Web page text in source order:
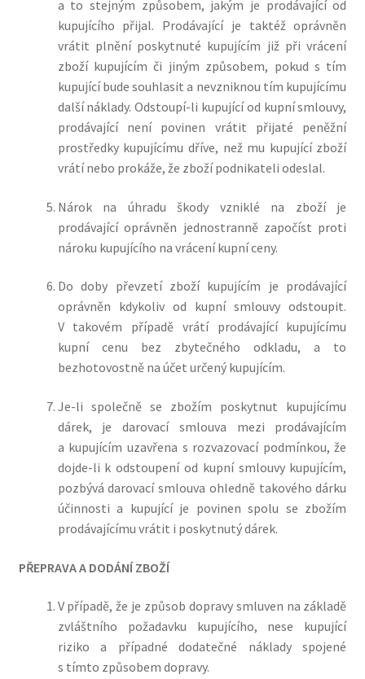
a to stejným způsobem, jakým je prodávající od
kupujícího přijal. Prodávající je taktéž oprávněn
vrátit plnění poskytnuté kupujícím již při vrácení
zboží kupujícím či jiným způsobem, pokud s tím
kupující bude souhlasit a nevzniknou tím kupujícímu
další náklady. Odstoupí-li kupující od kupní smlouvy,
prodávající není povinen vrátit přijaté peněžní
prostředky kupujícímu dříve, než mu kupující zboží
vrátí nebo prokáže, že zboží podnikateli odeslal.
Nárok na úhradu škody vzniklé na zboží je
prodávající oprávněn jednostranně započíst proti
nároku kupujícího na vrácení kupní ceny.
Do doby převzetí zboží kupujícím je prodávající
oprávněn kdykoliv od kupní smlouvy odstoupit.
V takovém případě vrátí prodávající kupujícímu
kupní cenu bez zbytečného odkladu, a to
bezhotovostně na účet určený kupujícím.
Je-li společně se zbožím poskytnut kupujícímu
dárek, je darovací smlouva mezi prodávajícím
a kupujícím uzavřena s rozvazovací podmínkou, že
dojde-li k odstoupení od kupní smlouvy kupujícím,
pozbývá darovací smlouva ohledně takového dárku
účinnosti a kupující je povinen spolu se zbožím
prodávajícímu vrátit i poskytnutý dárek.
PŘEPRAVA A DODÁNÍ ZBOŽÍ
V případě, že je způsob dopravy smluven na základě
zvláštního požadavku kupujícího, nese kupující
riziko a případné dodatečné náklady spojené
s tímto způsobem dopravy.